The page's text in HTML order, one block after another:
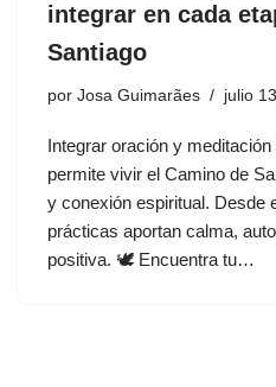
integrar en cada
Santiago
por Josa Guimarães julio
Integrar oración y
permite vivir el Camino de
y conexión espiritual. Desde
prácticas aportan calma,
positiva. 🕊️ Encuentra tu…